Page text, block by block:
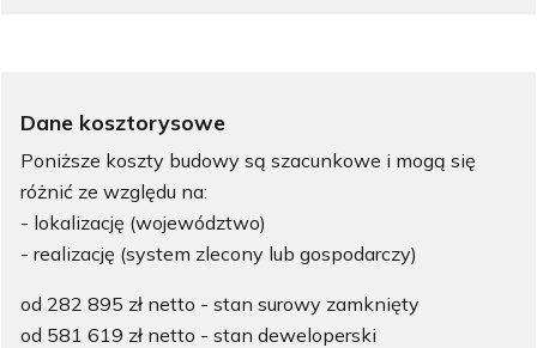
Dane kosztorysowe
Poniższe koszty budowy są szacunkowe i mogą się
różnić ze względu na:
- lokalizację (województwo)
- realizację (system zlecony lub gospodarczy)
od 282 895 zł netto - stan surowy zamknięty
od 581 619 zł netto - stan deweloperski